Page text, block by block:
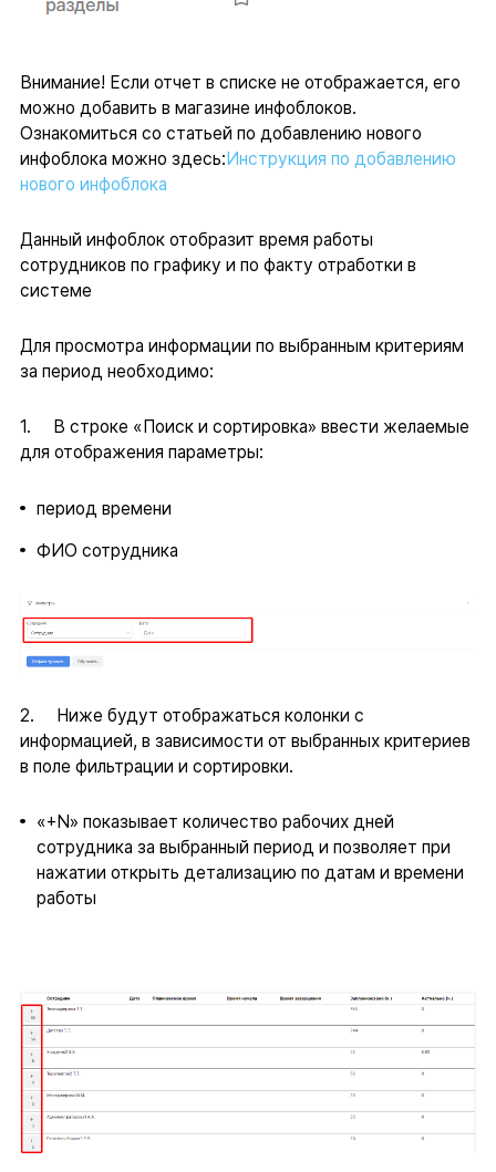
Внимание! Если отчет в списке не отображается, его
можно добавить в магазине инфоблоков.
Ознакомиться со статьей по добавлению нового
инфоблока можно здесь:Инструкция по добавлению
нового инфоблока
Данный инфоблок отобразит время работы
сотрудников по графику и по факту отработки в
системе
Для просмотра информации по выбранным критериям
за период необходимо:
1. В строке «Поиск и сортировка» ввести желаемые
для отображения параметры:
период времени
ФИО сотрудника
2. Ниже будут отображаться колонки с
информацией, в зависимости от выбранных критериев
в поле фильтрации и сортировки.
«+N» показывает количество рабочих дней
сотрудника за выбранный период и позволяет при
нажатии открыть детализацию по датам и времени
работы